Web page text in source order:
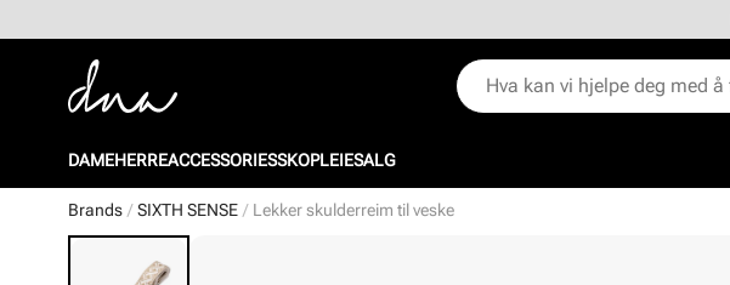
DAMEHERREACCESSORIESSKOPLEIESALG
Brands SIXTH SENSE Lekker skulderreim til veske